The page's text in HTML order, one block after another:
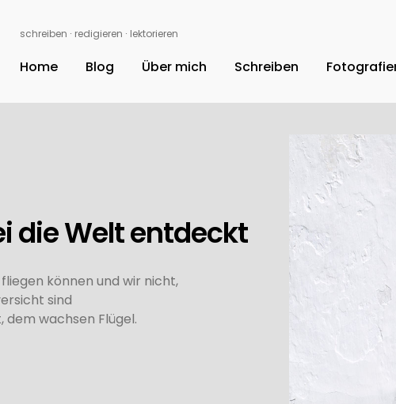
schreiben ∙ redigieren ∙ lektorieren
Home Blog Über mich Schreiben
die Welt entdeckt
können und wir nicht,
sind
dem wachsen Flügel.